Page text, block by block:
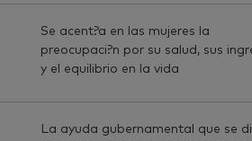
Se acent?a en las mujeres la
preocupaci?n por su salud, sus
y el equilibrio en la vida
La ayuda gubernamental que se